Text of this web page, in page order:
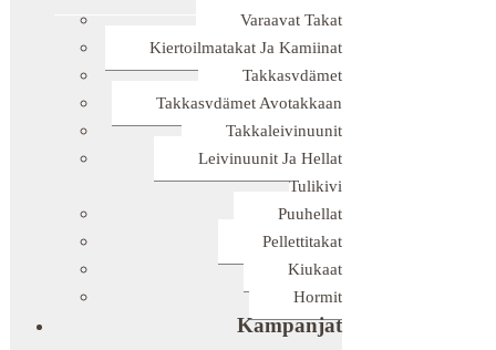
Varaavat Takat
Kiertoilmatakat Ja Kamiinat
Takkasydämet
Takkasydämet Avotakkaan
Takkaleivinuunit
Leivinuunit Ja Hellat
Tulikivi
Puuhellat
Pellettitakat
Kiukaat
Hormit
Kampanjat